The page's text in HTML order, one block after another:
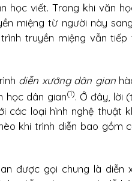
học viết. Trong khi văn
miệng từ người này
truyền miệng vẫn
diễn xướng dân gian
học dân gian(1). Ở đây, lời
các loại hình nghệ thuật
khi trình diễn bao gồm
được gọi chung là diễn